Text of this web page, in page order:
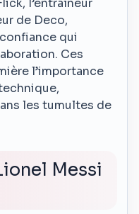
de Deco,
qui
Ces
l’importance
les tumultes de
Messi